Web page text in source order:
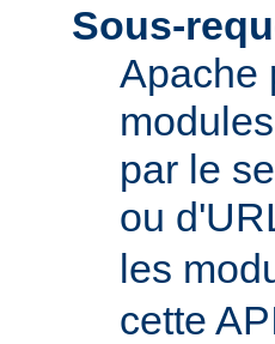
Sous-
Apache
par le
ou
les
cette